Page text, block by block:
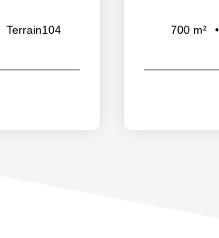
Terrain104 700 m²